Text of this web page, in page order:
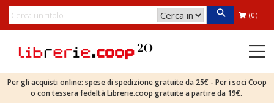
(0)
Per gli acquisti online: spese di spedizione gratuite da 25€ - Per i soci Coop
o con tessera fedeltà Librerie.coop gratuite a partire da 19€.